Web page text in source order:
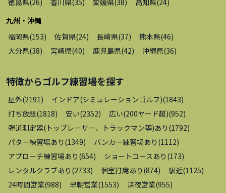
徳島県(26) 香川県(35) 愛媛県(38) 高知県(24)
九州・沖縄
福岡県(153) 佐賀県(24) 長崎県(37) 熊本県(46)
大分県(38) 宮崎県(40) 鹿児島県(42) 沖縄県(36)
特徴からゴルフ練習場を探す
屋外(2191) インドア(シミュレーションゴルフ)(1843)
打ち放題(1818) 安い(2352) 広い(200ヤード超)(952)
弾道測定器(トップレーサー、トラックマン等)あり (1792)
パター練習場あり (1349) バンカー練習場あり (1112)
アプローチ練習場あり (654) ショートコースあり (173)
レンタルクラブあり (2733) 個室打席あり (874) 駅近(1125)
24時間営業(988) 早朝営業(1553) 深夜営業(955)